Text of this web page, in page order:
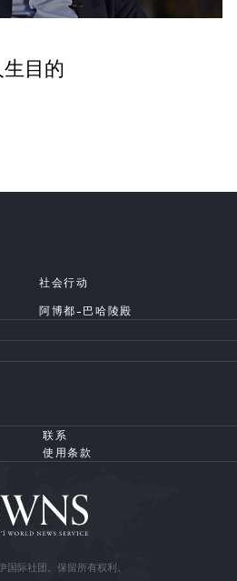
目的
社会行动
阿博都-巴哈陵殿
联系
使用条款
际社团。保留所有权利。